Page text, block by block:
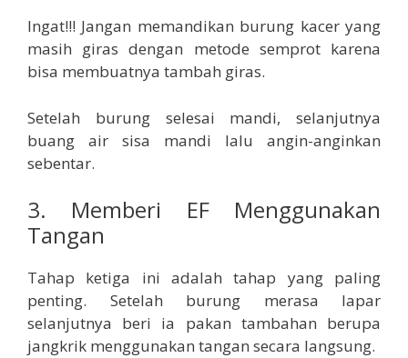
Ingat!!! Jangan memandikan burung kacer yang
masih giras dengan metode semprot karena
bisa membuatnya tambah giras.
Setelah burung selesai mandi, selanjutnya
buang air sisa mandi lalu angin-anginkan
sebentar.
3. Memberi EF Menggunakan
Tangan
Tahap ketiga ini adalah tahap yang paling
penting. Setelah burung merasa lapar
selanjutnya beri ia pakan tambahan berupa
jangkrik menggunakan tangan secara langsung.